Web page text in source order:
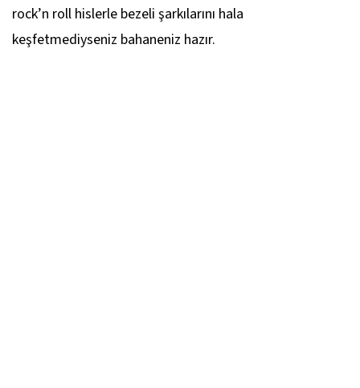
rock’n roll hislerle bezeli şarkılarını hala
keşfetmediyseniz bahaneniz hazır.